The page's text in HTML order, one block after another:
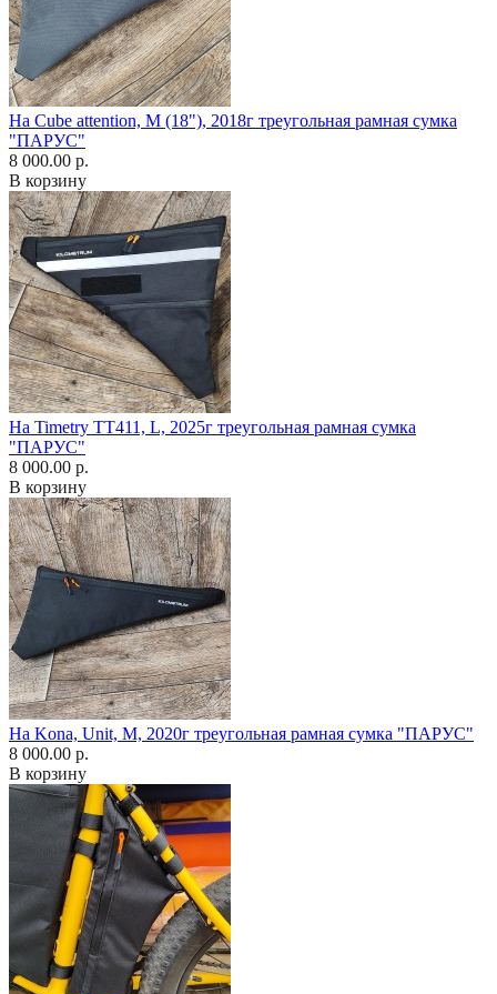
На Cube attention, М (18"), 2018г треугольная рамная сумка
"ПАРУС"
8 000.00 р.
В корзину
На Timetry TT411, L, 2025г треугольная рамная сумка
"ПАРУС"
8 000.00 р.
В корзину
На Kona, Unit, М, 2020г треугольная рамная сумка "ПАРУС"
8 000.00 р.
В корзину